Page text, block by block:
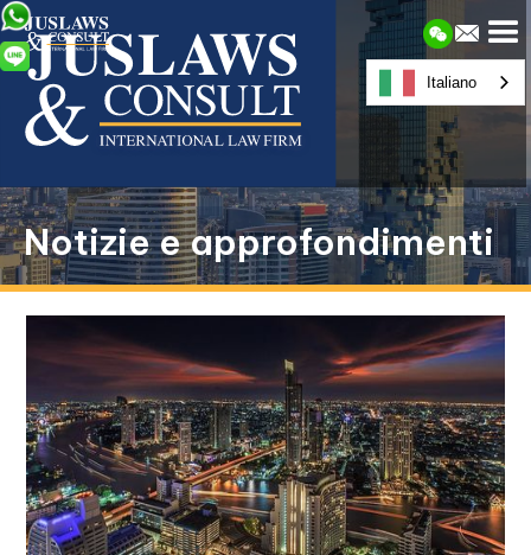
Notizie e approfondimenti
Italiano